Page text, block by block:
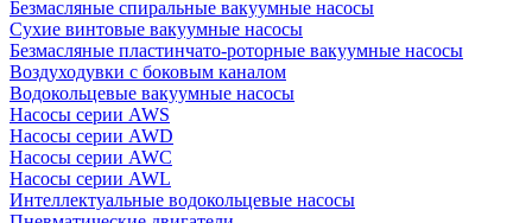
Безмасляные спиральные вакуумные насосы
Сухие винтовые вакуумные насосы
Безмасляные пластинчато-роторные вакуумные насосы
Воздуходувки с боковым каналом
Водокольцевые вакуумные насосы
Насосы серии AWS
Насосы серии AWD
Насосы серии AWC
Насосы серии AWL
Интеллектуальные водокольцевые насосы